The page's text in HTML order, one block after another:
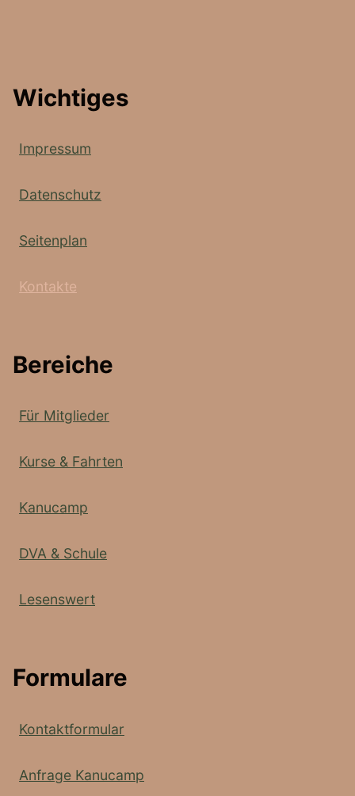
Wichtiges
Impressum
Datenschutz
Seitenplan
Kontakte
Bereiche
Für Mitglieder
Kurse & Fahrten
Kanucamp
DVA & Schule
Lesenswert
Formulare
Kontaktformular
Anfrage Kanucamp